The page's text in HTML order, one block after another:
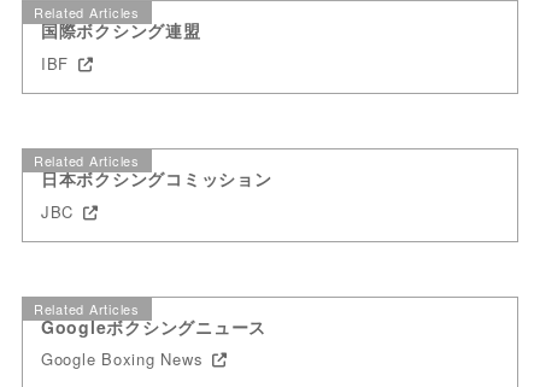
Related Articles
国際ボクシング連盟
IBF
Related Articles
日本ボクシングコミッション
JBC
Related Articles
Googleボクシングニュース
Google Boxing News